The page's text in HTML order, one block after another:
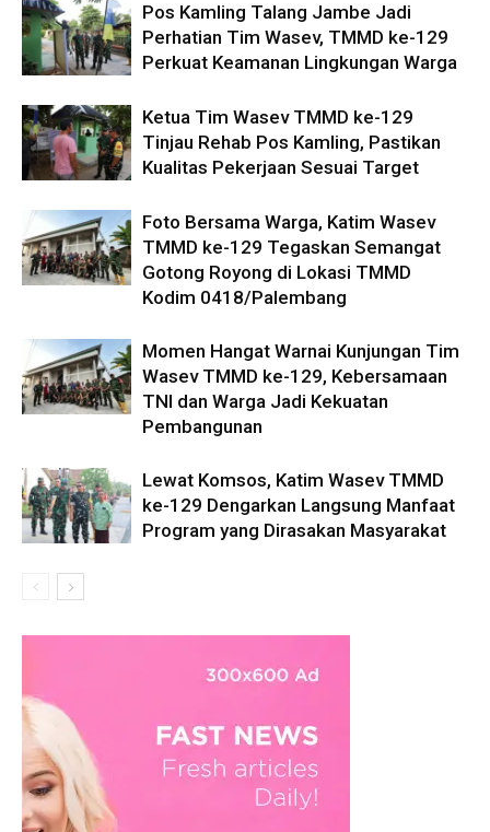
Pos Kamling Talang Jambe Jadi
Perhatian Tim Wasev, TMMD ke-129
Perkuat Keamanan Lingkungan Warga
Ketua Tim Wasev TMMD ke-129
Tinjau Rehab Pos Kamling, Pastikan
Kualitas Pekerjaan Sesuai Target
Foto Bersama Warga, Katim Wasev
TMMD ke-129 Tegaskan Semangat
Gotong Royong di Lokasi TMMD
Kodim 0418/Palembang
Momen Hangat Warnai Kunjungan Tim
Wasev TMMD ke-129, Kebersamaan
TNI dan Warga Jadi Kekuatan
Pembangunan
Lewat Komsos, Katim Wasev TMMD
ke-129 Dengarkan Langsung Manfaat
Program yang Dirasakan Masyarakat